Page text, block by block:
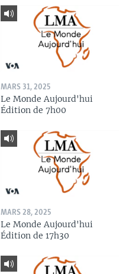
MARS 31, 2025
Le Monde Aujourd'hui
Édition de 7h00
MARS 28, 2025
Le Monde Aujourd'hui
Édition de 17h30